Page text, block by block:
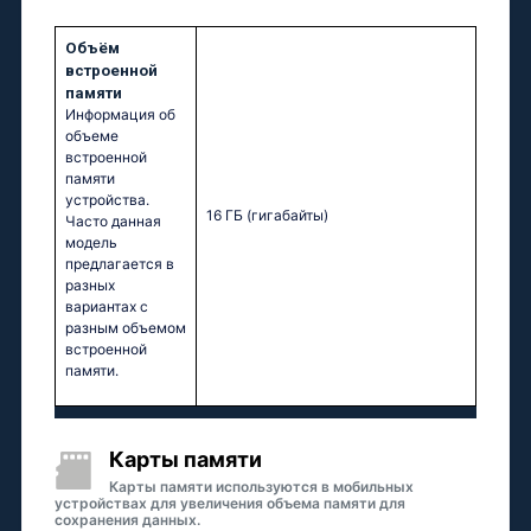
Объём
встроенной
памяти
Информация об
объеме
встроенной
памяти
устройства.
Часто данная
модель
предлагается в
разных
вариантах с
разным объемом
встроенной
памяти.
16 ГБ (гигабайты)
Карты памяти
Карты памяти используются в мобильных
устройствах для увеличения объема памяти для
сохранения данных.